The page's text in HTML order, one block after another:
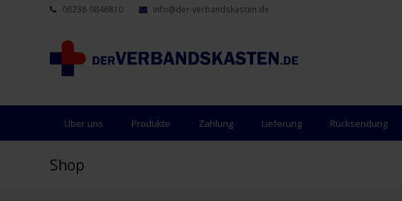
06238-9846810 info@der-verbandskasten.de
Über uns Produkte Zahlung Lieferung Rücksendung
Shop